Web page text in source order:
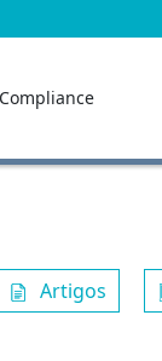
Artigos